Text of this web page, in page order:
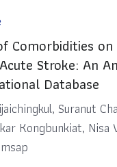
Comorbidities
Stroke: An
Database
Suranut
Kongbunkiat, Nisa